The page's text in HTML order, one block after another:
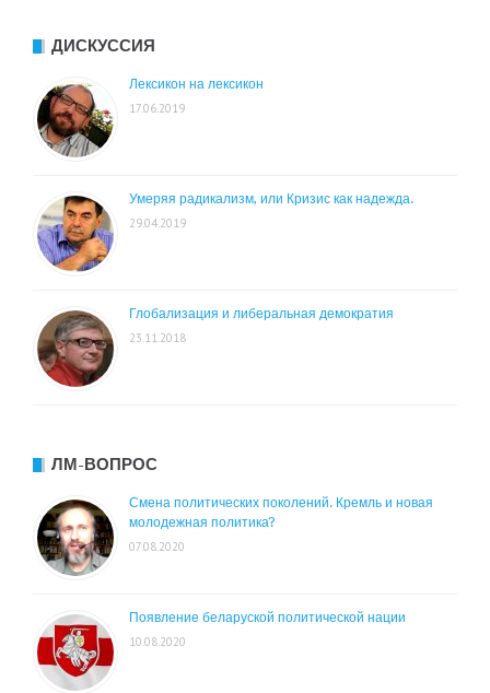
ДИСКУССИЯ
Лексикон на лексикон
17.06.2019
Умеряя радикализм, или Кризис как надежда.
29.04.2019
Глобализация и либеральная демократия
23.11.2018
ЛМ-ВОПРОС
Смена политических поколений. Кремль и новая
молодежная политика?
07.08.2020
Появление беларуской политической нации
10.08.2020